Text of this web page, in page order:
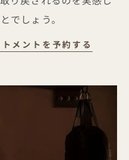
でしょう。
WELLNESS SPA
トメントを予約する